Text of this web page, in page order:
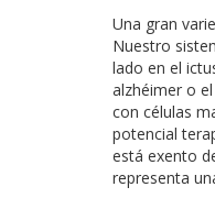
Una gran
Nuestro
lado en el
alzhéimer o
con células
potencial
está exento
representa